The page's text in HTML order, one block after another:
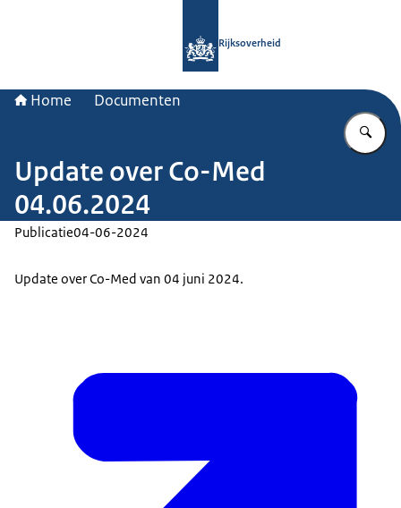
Rijksoverheid
Home Documenten
Update over Co-Med
04.06.2024
Publicatie04-06-2024
Update over Co-Med van 04 juni 2024.